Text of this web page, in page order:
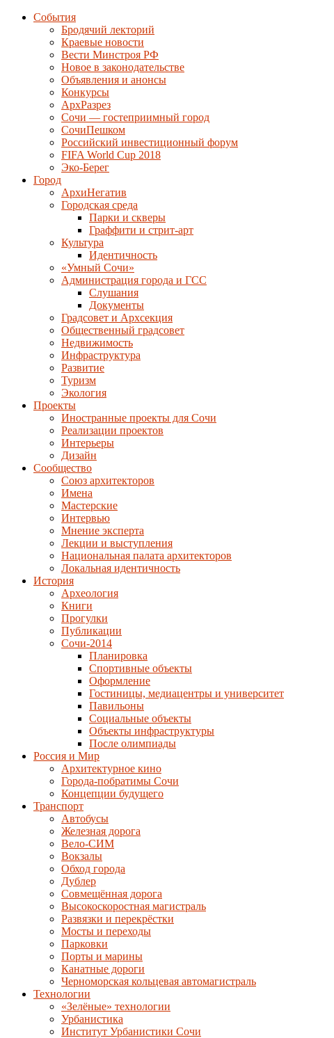
События
Бродячий лекторий
Краевые новости
Вести Минстроя РФ
Новое в законодательстве
Объявления и анонсы
Конкурсы
АрхРазрез
Сочи — гостеприимный город
СочиПешком
Российский инвестиционный форум
FIFA World Cup 2018
Эко-Берег
Город
АрхиНегатив
Городская среда
Парки и скверы
Граффити и стрит-арт
Культура
Идентичность
«Умный Сочи»
Администрация города и ГСС
Слушания
Документы
Градсовет и Архсекция
Общественный градсовет
Недвижимость
Инфраструктура
Развитие
Туризм
Экология
Проекты
Иностранные проекты для Сочи
Реализации проектов
Интерьеры
Дизайн
Сообщество
Союз архитекторов
Имена
Мастерские
Интервью
Мнение эксперта
Лекции и выступления
Национальная палата архитекторов
Локальная идентичность
История
Археология
Книги
Прогулки
Публикации
Сочи-2014
Планировка
Спортивные объекты
Оформление
Гостиницы, медиацентры и университет
Павильоны
Социальные объекты
Объекты инфраструктуры
После олимпиады
Россия и Мир
Архитектурное кино
Города-побратимы Сочи
Концепции будущего
Транспорт
Автобусы
Железная дорога
Вело-СИМ
Вокзалы
Обход города
Дублер
Совмещённая дорога
Высокоскоростная магистраль
Развязки и перекрёстки
Мосты и переходы
Парковки
Порты и марины
Канатные дороги
Черноморская кольцевая автомагистраль
Технологии
«Зелёные» технологии
Урбанистика
Институт Урбанистики Сочи